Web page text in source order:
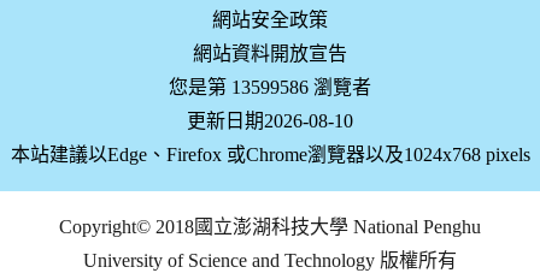
網站安全政策
網站資料開放宣告
您是第 13599586 瀏覽者
更新日期2026-08-10
本站建議以Edge、Firefox 或Chrome瀏覽器以及1024x768 pixels
Copyright© 2018國立澎湖科技大學 National Penghu
University of Science and Technology 版權所有